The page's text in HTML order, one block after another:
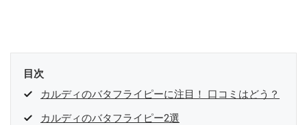
目次
カルディのバタフライピーに注目！ 口コミはどう？
カルディのバタフライピー2選